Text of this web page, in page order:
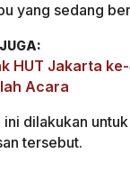
yang sedang
HUT Jakarta
Acara
ini dilakukan
tersebut.